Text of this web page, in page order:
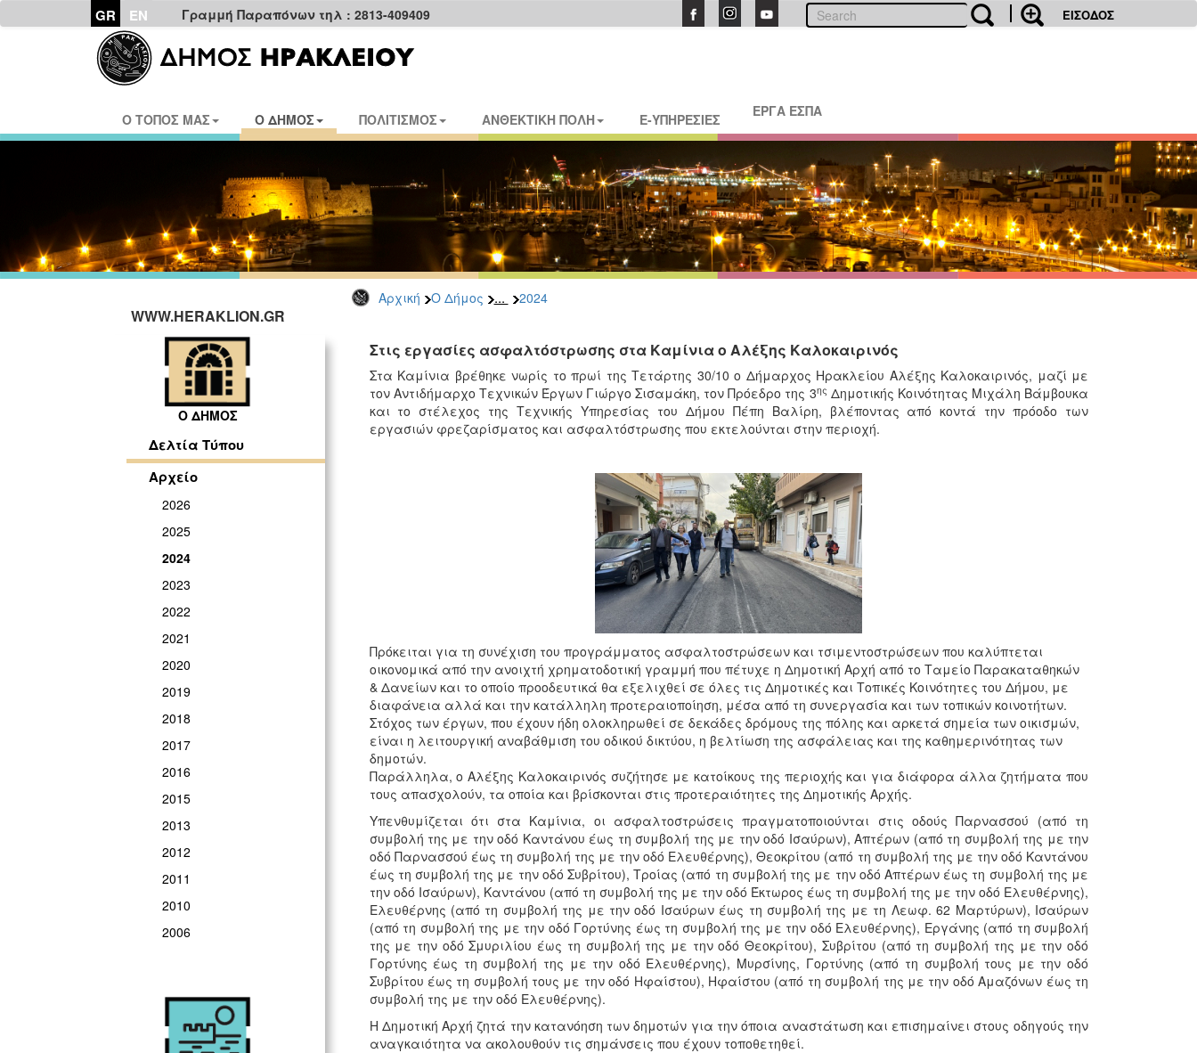
GR EN Γραμμή Παραπόνων τηλ : 2813-409409 ΕΙΣΟΔΟΣ
Ο ΤΟΠΟΣ ΜΑΣ Ο ΔΗΜΟΣ ΠΟΛΙΤΙΣΜΟΣ ΑΝΘΕΚΤΙΚΗ ΠΟΛΗ E-ΥΠΗΡΕΣΙΕΣ ΕΡΓΑ ΕΣΠΑ
Αρχική Ο Δήμος ... 2024
WWW.HERAKLION.GR
Ο ΔΗΜΟΣ
Δελτία Τύπου
Αρχείο
2026
2025
2024
2023
2022
2021
2020
2019
2018
2017
2016
2015
2013
2012
2011
2010
2006
Στις εργασίες ασφαλτόστρωσης στα Καμίνια ο Αλέξης Καλοκαιρινός
Στα Καμίνια βρέθηκε νωρίς το πρωί της Τετάρτης 30/10 ο Δήμαρχος Ηρακλείου Αλέξης Καλοκαιρινός, μαζί με
τον Αντιδήμαρχο Τεχνικών Έργων Γιώργο Σισαμάκη, τον Πρόεδρο της 3ης Δημοτικής Κοινότητας Μιχάλη Βάμβουκα
και το στέλεχος της Τεχνικής Υπηρεσίας του Δήμου Πέπη Βαλίρη, βλέποντας από κοντά την πρόοδο των
εργασιών φρεζαρίσματος και ασφαλτόστρωσης που εκτελούνται στην περιοχή.
Πρόκειται για τη συνέχιση του προγράμματος ασφαλτοστρώσεων και τσιμεντοστρώσεων που καλύπτεται
οικονομικά από την ανοιχτή χρηματοδοτική γραμμή που πέτυχε η Δημοτική Αρχή από το Ταμείο Παρακαταθηκών
& Δανείων και το οποίο προοδευτικά θα εξελιχθεί σε όλες τις Δημοτικές και Τοπικές Κοινότητες του Δήμου, με
διαφάνεια αλλά και την κατάλληλη προτεραιοποίηση, μέσα από τη συνεργασία και των τοπικών κοινοτήτων.
Στόχος των έργων, που έχουν ήδη ολοκληρωθεί σε δεκάδες δρόμους της πόλης και αρκετά σημεία των οικισμών,
είναι η λειτουργική αναβάθμιση του οδικού δικτύου, η βελτίωση της ασφάλειας και της καθημερινότητας των
δημοτών.
Παράλληλα, ο Αλέξης Καλοκαιρινός συζήτησε με κατοίκους της περιοχής και για διάφορα άλλα ζητήματα που
τους απασχολούν, τα οποία και βρίσκονται στις προτεραιότητες της Δημοτικής Αρχής.
Υπενθυμίζεται ότι στα Καμίνια, οι ασφαλτοστρώσεις πραγματοποιούνται στις οδούς Παρνασσού (από τη
συμβολή της με την οδό Καντάνου έως τη συμβολή της με την οδό Ισαύρων), Απτέρων (από τη συμβολή της με την
οδό Παρνασσού έως τη συμβολή της με την οδό Ελευθέρνης), Θεοκρίτου (από τη συμβολή της με την οδό Καντάνου
έως τη συμβολή της με την οδό Συβρίτου), Τροίας (από τη συμβολή της με την οδό Απτέρων έως τη συμβολή της με
την οδό Ισαύρων), Καντάνου (από τη συμβολή της με την οδό Έκτωρος έως τη συμβολή της με την οδό Ελευθέρνης),
Ελευθέρνης (από τη συμβολή της με την οδό Ισαύρων έως τη συμβολή της με τη Λεωφ. 62 Μαρτύρων), Ισαύρων
(από τη συμβολή της με την οδό Γορτύνης έως τη συμβολή της με την οδό Ελευθέρνης), Εργάνης (από τη συμβολή
της με την οδό Σμυριλίου έως τη συμβολή της με την οδό Θεοκρίτου), Συβρίτου (από τη συμβολή της με την οδό
Γορτύνης έως τη συμβολή της με την οδό Ελευθέρνης), Μυρσίνης, Γορτύνης (από τη συμβολή τους με την οδό
Συβρίτου έως τη συμβολή τους με την οδό Ηφαίστου), Ηφαίστου (από τη συμβολή της με την οδό Αμαζόνων έως τη
συμβολή της με την οδό Ελευθέρνης).
Η Δημοτική Αρχή ζητά την κατανόηση των δημοτών για την όποια αναστάτωση και επισημαίνει στους οδηγούς την
αναγκαιότητα να ακολουθούν τις σημάνσεις που έχουν τοποθετηθεί.